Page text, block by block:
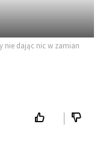
nie dając nic w zamian